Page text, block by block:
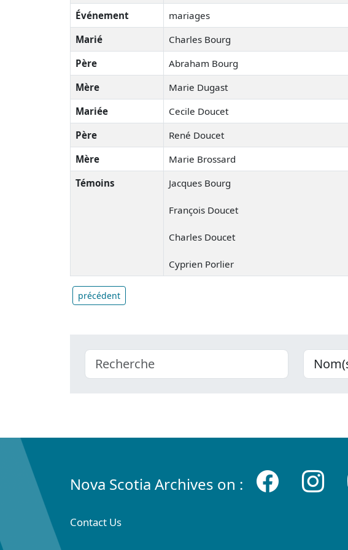
Événement
mariages
Marié
Charles Bourg
Père
Abraham Bourg
Mère
Marie Dugast
Mariée
Cecile Doucet
Père
René Doucet
Mère
Marie Brossard
Témoins
Jacques Bourg
François Doucet
Charles Doucet
Cyprien Porlier
précédent
Nova Scotia Archives on :
Contact Us